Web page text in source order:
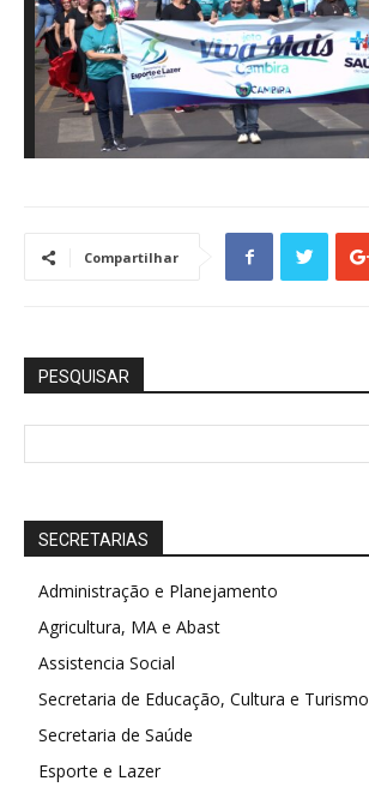
Compartilhar
PESQUISAR
SECRETARIAS
Administração e Planejamento
Agricultura, MA e Abast
Assistencia Social
Secretaria de Educação, Cultura e Turismo
Secretaria de Saúde
Esporte e Lazer